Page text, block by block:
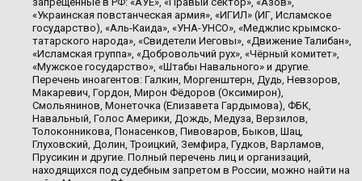
«Украинская повстанческая армия», «ИГИЛ» (ИГ, Исламское
государство), «Аль-Каида», «УНА-УНСО», «Меджлис крымско-
татарского народа», «Свидетели Иеговы», «Движение Талибан»,
«Исламская группа», «Добровольчий рух», «Чёрный комитет»,
«Мужское государство», «Штабы Навального» и другие.
Перечень иноагентов: Галкин, Моргенштерн, Дудь, Невзоров,
Макаревич, Гордон, Мирон Фёдоров (Оксимирон),
Смольянинов, Монеточка (Елизавета Гардымова), ФБК,
Навальный, Голос Америки, Дождь, Медуза, Верзилов,
Толоконникова, Понасенков, Пивоваров, Быков, Шац,
Глуховский, Долин, Троицкий, Земфира, Гудков, Варламов,
Прусикин и другие. Полный перечень лиц и организаций,
находящихся под судебным запретом в России, можно найти на